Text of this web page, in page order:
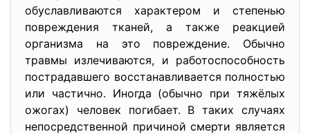
обуславливаются характером и степенью
повреждения тканей, а также реакцией
организма на это повреждение. Обычно
травмы излечиваются, и работоспособность
пострадавшего восстанавливается полностью
или частично. Иногда (обычно при тяжёлых
ожогах) человек погибает. В таких случаях
непосредственной причиной смерти является